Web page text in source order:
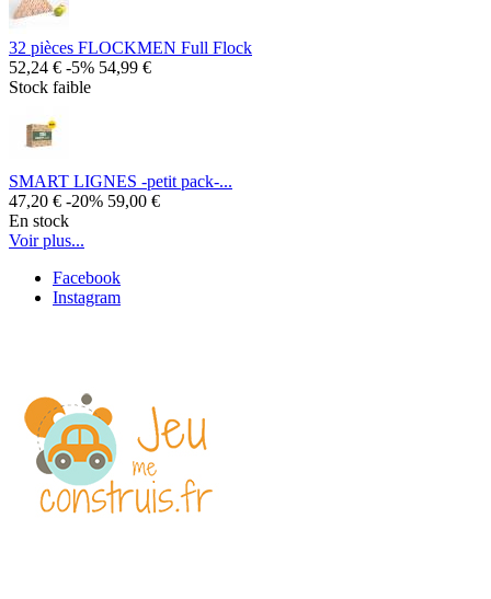
32 pièces FLOCKMEN Full Flock
52,24 € -5% 54,99 €
Stock faible
SMART LIGNES -petit pack-...
47,20 € -20% 59,00 €
En stock
Voir plus...
Facebook
Instagram